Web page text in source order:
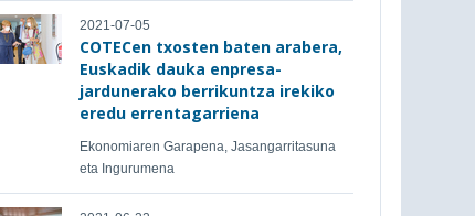
2021-07-05
COTECen txosten baten arabera,
Euskadik dauka enpresa-
jardunerako berrikuntza irekiko
eredu errentagarriena
Ekonomiaren Garapena, Jasangarritasuna
eta Ingurumena